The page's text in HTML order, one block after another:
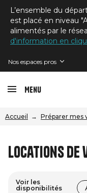
L’ensemble du
est placé en niveau
alimentés par le
d'information en
Nos espaces pros
Menu
Accueil Préparer mes
Locations de
Voir les
disponibilités